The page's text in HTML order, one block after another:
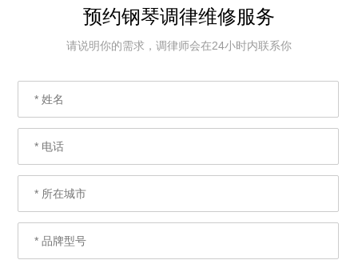
预约钢琴调律维修服务
请说明你的需求，调律师会在24小时内联系你